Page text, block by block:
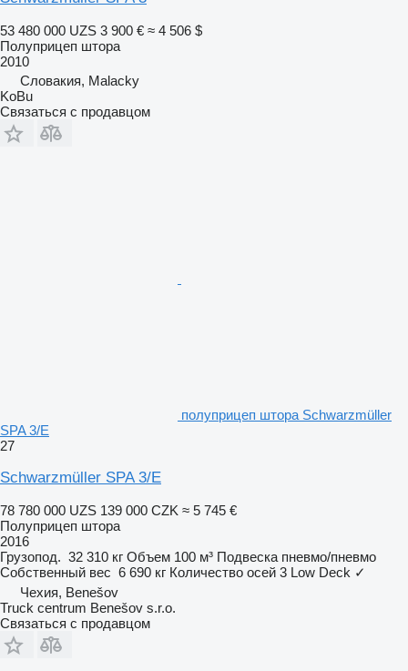
53 480 000 UZS 3 900 € ≈ 4 506 $
Полуприцеп штора
2010
Словакия, Malacky
KoBu
Связаться с продавцом
полуприцеп штора Schwarzmüller
SPA 3/E
27
Schwarzmüller SPA 3/E
78 780 000 UZS 139 000 CZK ≈ 5 745 €
Полуприцеп штора
2016
Грузопод. 32 310 кг Объем 100 м³ Подвеска пневмо/пневмо
Собственный вес 6 690 кг Количество осей 3 Low Deck ✓
Чехия, Benešov
Truck centrum Benešov s.r.o.
Связаться с продавцом